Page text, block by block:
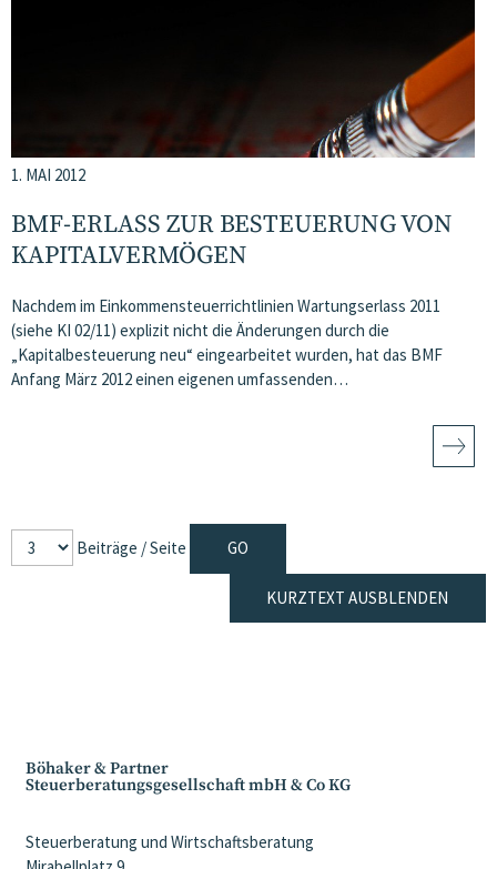
1. MAI 2012
BMF-ERLASS ZUR BESTEUERUNG VON
KAPITALVERMÖGEN
Nachdem im Einkommensteuerrichtlinien Wartungserlass 2011
(siehe KI 02/11) explizit nicht die Änderungen durch die
„Kapitalbesteuerung neu“ eingearbeitet wurden, hat das BMF
Anfang März 2012 einen eigenen umfassenden…
Beiträge / Seite
KURZTEXT AUSBLENDEN
Böhaker & Partner
Steuerberatungsgesellschaft mbH & Co KG
Steuerberatung und Wirtschaftsberatung